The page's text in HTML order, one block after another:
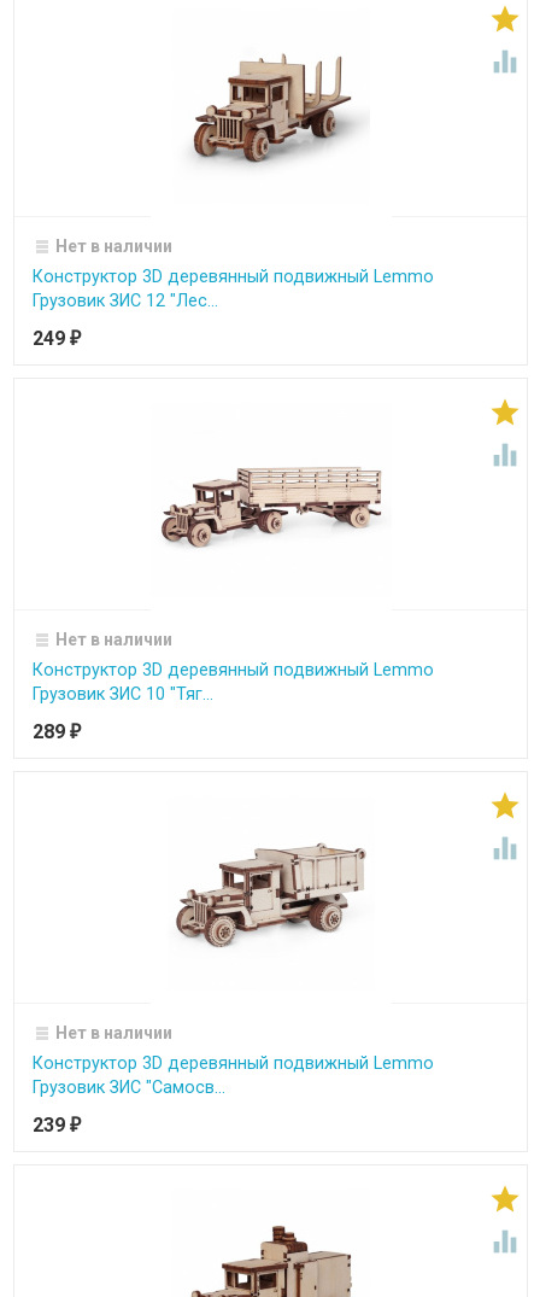


Нет в наличии
Конструктор 3D деревянный подвижный Lemmo
Грузовик ЗИС 12 "Лес...
249 ₽


Нет в наличии
Конструктор 3D деревянный подвижный Lemmo
Грузовик ЗИС 10 "Тяг...
289 ₽


Нет в наличии
Конструктор 3D деревянный подвижный Lemmo
Грузовик ЗИС "Самосв...
239 ₽

